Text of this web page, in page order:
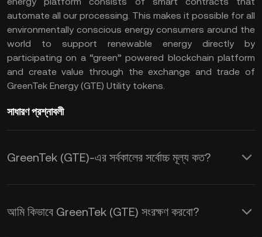
automate all our processing. This makes it possible for all
environmentally conscious energy consumers around the
world to support renewable energy directly by
participating on a “green” powered blockchain platform
and create value through the exchange and trade of
GreenTek Energy (GTE) Utility tokens.
সাধারণ প্রশ্নাবলী
GreenTek (GTE)-এর সর্বকালের সর্বোচ্চ মূল্য কত?
আমি কিভাবে GreenTek (GTE) সংরক্ষণ করবো?